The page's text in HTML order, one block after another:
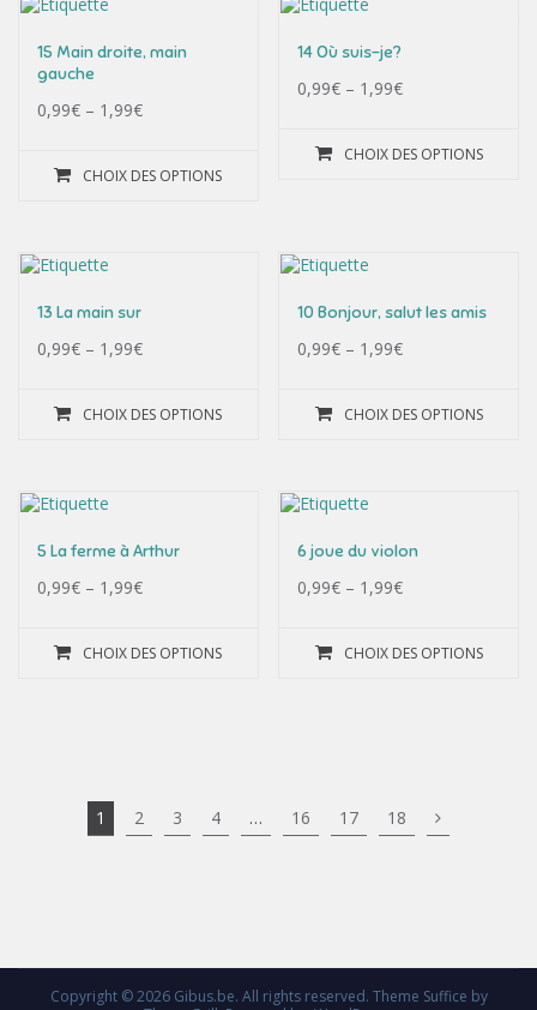
15 Main droite, main
gauche
0,99€ – 1,99€
CHOIX DES OPTIONS
14 Où suis-je?
0,99€ – 1,99€
CHOIX DES OPTIONS
13 La main sur
0,99€ – 1,99€
CHOIX DES OPTIONS
10 Bonjour, salut les amis
0,99€ – 1,99€
CHOIX DES OPTIONS
5 La ferme à Arthur
0,99€ – 1,99€
CHOIX DES OPTIONS
6 joue du violon
0,99€ – 1,99€
CHOIX DES OPTIONS
1 2 3 4 … 16 17 18
Copyright © 2026 Gibus.be. All rights reserved. Theme Suffice by